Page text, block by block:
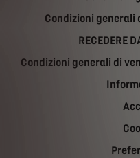
Condizioni generali
RECEDERE
Condizioni generali di